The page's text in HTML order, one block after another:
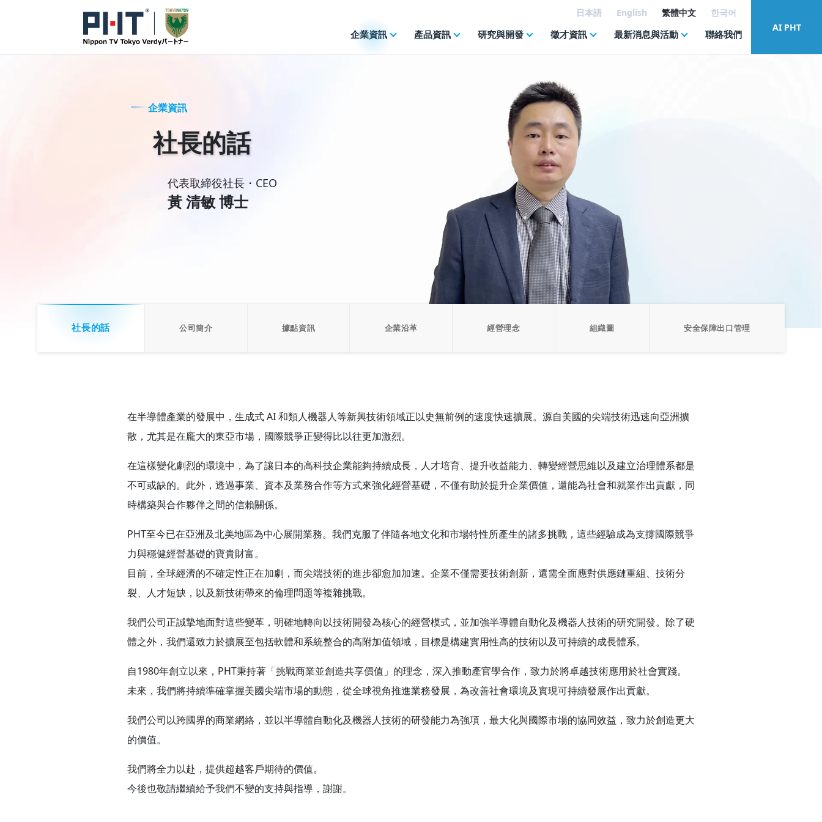
日本語 English 繁體中文 한국어
企業資訊 產品資訊 研究與開發 徵才資訊 最新消息與活動 聯絡我們
AI PHT
企業資訊
社長的話
代表取締役社長・CEO
黃 清敏 博士
社長的話 公司簡介 據點資訊 企業沿革 經營理念 組織圖 安全保障出口管理
在半導體產業的發展中，生成式 AI 和類人機器人等新興技術領域正以史無前例的速度快速擴展。源自美國的尖端技術迅速向亞洲擴
散，尤其是在龐大的東亞市場，國際競爭正變得比以往更加激烈。
在這樣變化劇烈的環境中，為了讓日本的高科技企業能夠持續成長，人才培育、提升收益能力、轉變經營思維以及建立治理體系都是
不可或缺的。此外，透過事業、資本及業務合作等方式來強化經營基礎，不僅有助於提升企業價值，還能為社會和就業作出貢獻，同
時構築與合作夥伴之間的信賴關係。
PHT至今已在亞洲及北美地區為中心展開業務。我們克服了伴隨各地文化和市場特性所產生的諸多挑戰，這些經驗成為支撐國際競爭
力與穩健經營基礎的寶貴財富。
目前，全球經濟的不確定性正在加劇，而尖端技術的進步卻愈加加速。企業不僅需要技術創新，還需全面應對供應鏈重組、技術分
裂、人才短缺，以及新技術帶來的倫理問題等複雜挑戰。
我們公司正誠摯地面對這些變革，明確地轉向以技術開發為核心的經營模式，並加強半導體自動化及機器人技術的研究開發。除了硬
體之外，我們還致力於擴展至包括軟體和系統整合的高附加值領域，目標是構建實用性高的技術以及可持續的成長體系。
自1980年創立以來，PHT秉持著「挑戰商業並創造共享價值」的理念，深入推動產官學合作，致力於將卓越技術應用於社會實踐。
未來，我們將持續準確掌握美國尖端市場的動態，從全球視角推進業務發展，為改善社會環境及實現可持續發展作出貢獻。
我們公司以跨國界的商業網絡，並以半導體自動化及機器人技術的研發能力為強項，最大化與國際市場的協同效益，致力於創造更大
的價值。
我們將全力以赴，提供超越客戶期待的價值。
今後也敬請繼續給予我們不變的支持與指導，謝謝。